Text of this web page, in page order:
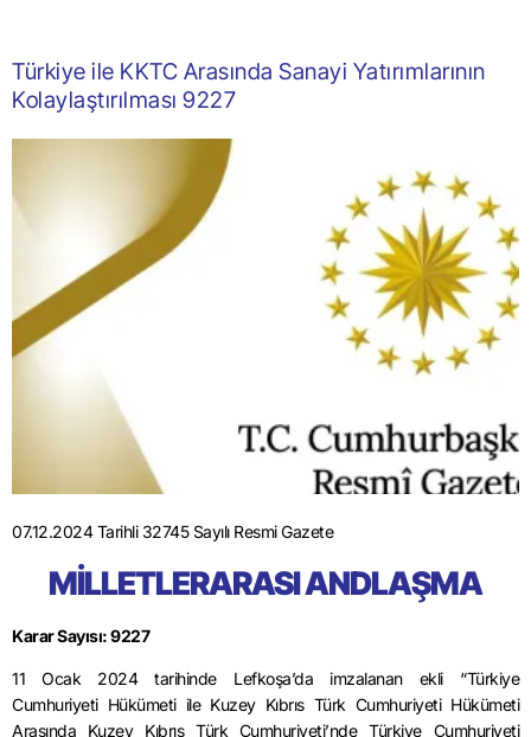
Türkiye ile KKTC Arasında Sanayi Yatırımlarının
Kolaylaştırılması 9227
07.12.2024 Tarihli 32745 Sayılı Resmi Gazete
MİLLETLERARASI ANDLAŞMA
Karar Sayısı: 9227
11 Ocak 2024 tarihinde Lefkoşa’da imzalanan ekli “Türkiye
Cumhuriyeti Hükümeti ile Kuzey Kıbrıs Türk Cumhuriyeti Hükümeti
Arasında Kuzey Kıbrıs Türk Cumhuriyeti’nde Türkiye Cumhuriyeti